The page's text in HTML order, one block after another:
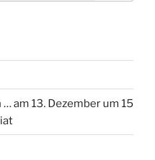
am 13. Dezember um 15